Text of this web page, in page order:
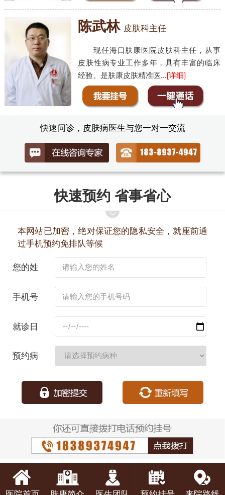
陈武林 皮肤科主任
现任海口肤康医院皮肤科主任，从事
皮肤性病专业工作多年，具有丰富的临床
经验。是肤康皮肤精准医...[详细]
快速问诊，皮肤病医生与您一对一交流
快速预约 省事省心
本网站已加密，绝对保证您的隐私安全，就座前通
过手机预约免排队等候
您的姓
手机号
就诊日
预约病